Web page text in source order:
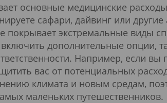
основные медицинские
сафари, дайвинг или
покрывает экстремальные виды
дополнительные опции,
Например, если вы
вас от потенциальных
климата и новым средам,
маленьких путешественников.